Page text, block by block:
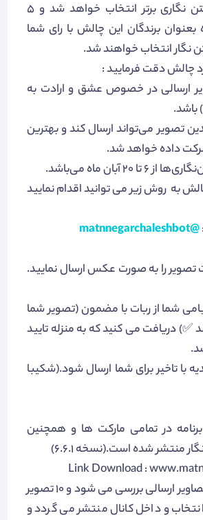
به امید خدا 10 متن نگاری برتر انتخاب خواهد شد و 5
بعنوان برندگان این چالش با رای شما
نگار انتخاب خواهند شد.
چالش دقت فرمایید :
ارسالی در خصوص عشق و ارادت به
می‌تواند ارسال کند و بهترین
داده خواهد شد.
20 آبان ماه می‌باشد.
به روش زیر می توانید اقدام نمایید
@matnnegarchaleshbot
تصویر را به صورت عکس ارسال نمایید.
شما از ربات با مضمون (تصویر شما
دریافت می کنید که به منزله تایید
با تاخیر برای شما ارسال شود.(شکیبا
در تمامی مارکت ها و همچنین
منتشر شده است.(نسخه 6.6.1)
❓ در پایان تمامی تصاویر ارسالی بررسی می شود و 10 تصویر
انتخاب و داخل کانال منتشر می گردد و